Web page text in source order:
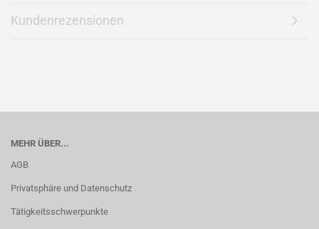
Kundenrezensionen
MEHR ÜBER...
AGB
Privatsphäre und Datenschutz
Tätigkeitsschwerpunkte